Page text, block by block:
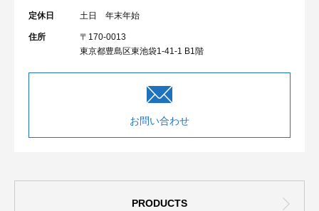
定休日 土日 年末年始
住所
〒170-0013
東京都豊島区東池袋1-41-1 B1階
お問い合わせ
PRODUCTS